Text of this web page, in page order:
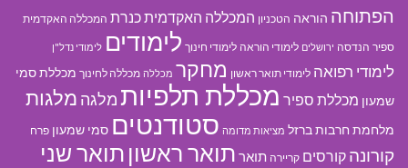
הפתוחה הוראה הטכניון המכללה האקדמית כנרת המכללה האקדמית
ספיר הנדסה ירושלים לימודי הוראה לימודי חינוך לימודים לימודי נדל"ן
לימודי רפואה לימודי תואר ראשון מחקר מכללה מכללה לחינוך מכללת סמי
שמעון מכללת ספיר מכללת תלפיותמלגה מלגות
מלחמת חרבות ברזל מציאות מדומה סטודנטים סמי שמעון פרח
קורונה קורסים קריירה תואר תואר ראשון תואר שני